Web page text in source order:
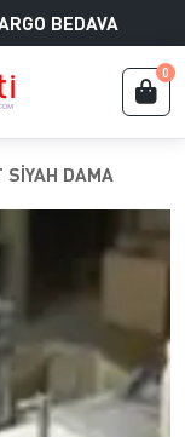
BEDAVA
0
SİYAH DAMA